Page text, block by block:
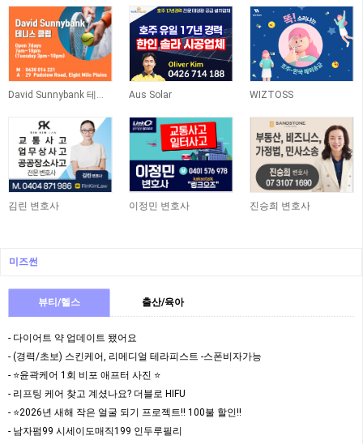
Aus Solar WIZTOSS
김린 변호사 이정민 변호사 진승희 변호사
미즈썬
뷰티/헬스 출산/육아
- 다이어트 약 업데이트 됐어요
- (경력/초보) 스킨케어, 리메디얼 테라피스트 -스폰비자가능
- ⭐️윤곽케어 1회 비포 애프터 사진 ⭐️
- 리프팅 케어 찾고 계셨나요? 더블로 HIFU
- ⭐️2026년 새해 작은 얼굴 되기 프로젝트!! 100불 할인!!
- 남자펌99 시세이도매직199 인두루필리